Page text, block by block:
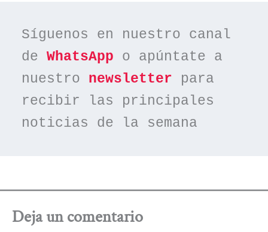
Síguenos en nuestro canal
de WhatsApp o apúntate a
nuestro newsletter para
recibir las principales
noticias de la semana
Deja un comentario